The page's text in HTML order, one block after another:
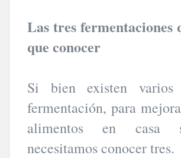
Las tres fermentaciones
que conocer
Si bien existen
fermentación, para
alimentos en casa
necesitamos conocer tres.